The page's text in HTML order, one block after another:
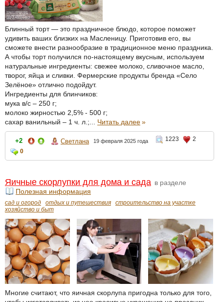
Блинный торт — это праздничное блюдо, которое поможет
удивить ваших близких на Масленицу. Приготовив его, вы
сможете внести разнообразие в традиционное меню праздника.
А чтобы торт получился по-настоящему вкусным, используем
натуральные ингредиенты: свежее молоко, сливочное масло,
творог, яйца и сливки. Фермерские продукты бренда «Село
Зелёное» отлично подойдут.
Ингредиенты для блинчиков:
мука в/с – 250 г;
молоко жирностью 2,5% - 500 г;
сахар ванильный – 1 ч. л.;... Читать далее»
+2 Светлана 19 февраля 2025 года 1223
2
0
Яичные скорлупки для дома и сада в разделе
Полезная информация
сад и огород отдых и путешествия
строительство на участке
хозяйство и быт
Многие считают, что яичная скорлупа пригодна только для того,